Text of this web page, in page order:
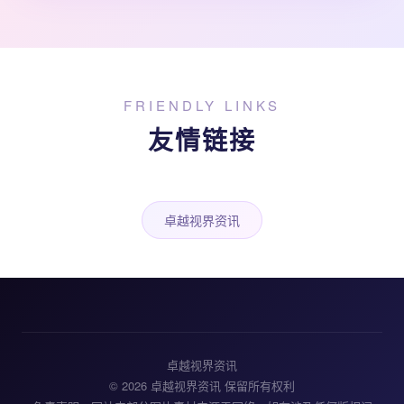
FRIENDLY LINKS
友情链接
卓越视界资讯
卓越视界资讯
© 2026 卓越视界资讯 保留所有权利